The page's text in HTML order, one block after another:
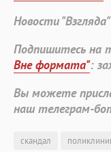
Новости
Подпишитесь на
Вне формата":
Вы можете
наш телеграм-
скандал